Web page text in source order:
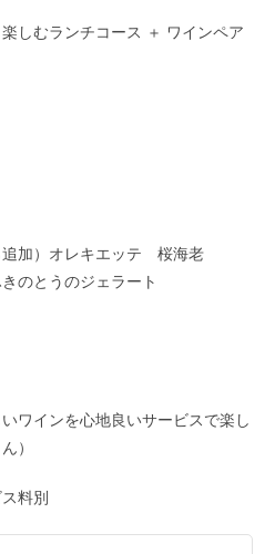
しむランチコース ＋ ワインペア
追加）オレキエッテ 桜海老
のとうのジェラート
ワインを心地良いサービスで楽し
）
料別